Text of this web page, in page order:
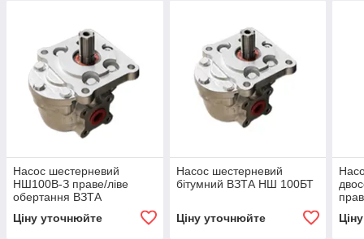
Насос шестерневий
НШ100В-З праве/ліве
обертання ВЗТА
Ціну уточнюйте
Насос шестерневий
бітумний ВЗТА НШ 100БТ
Ціну уточнюйте